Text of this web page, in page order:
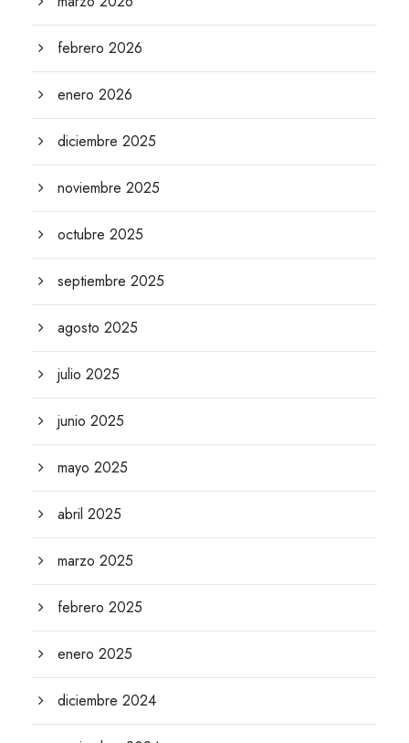
febrero 2026
enero 2026
diciembre 2025
noviembre 2025
octubre 2025
septiembre 2025
agosto 2025
julio 2025
junio 2025
mayo 2025
abril 2025
marzo 2025
febrero 2025
enero 2025
diciembre 2024